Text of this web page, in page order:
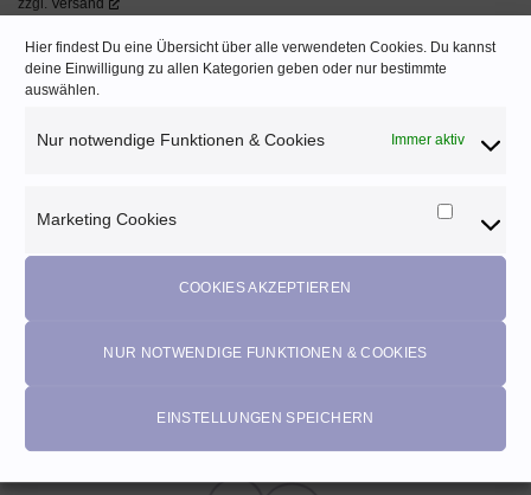
Hier findest Du eine Übersicht über alle verwendeten Cookies. Du kannst
deine Einwilligung zu allen Kategorien geben oder nur bestimmte
auswählen.
Nur notwendige Funktionen & Cookies Immer aktiv
Marketing Cookies
Cookies
COOKIES AKZEPTIEREN
NUR NOTWENDIGE FUNKTIONEN & COOKIES
EINSTELLUNGEN SPEICHERN